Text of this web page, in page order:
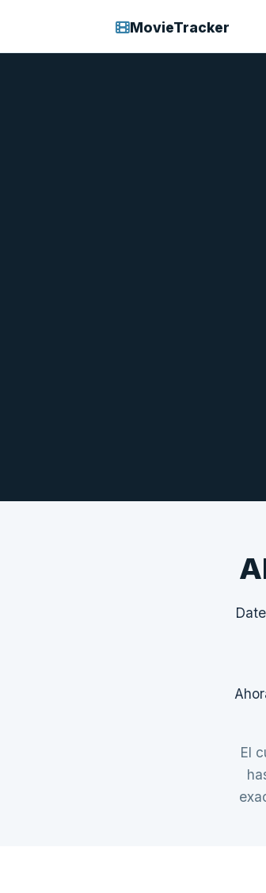
MovieTracker
El